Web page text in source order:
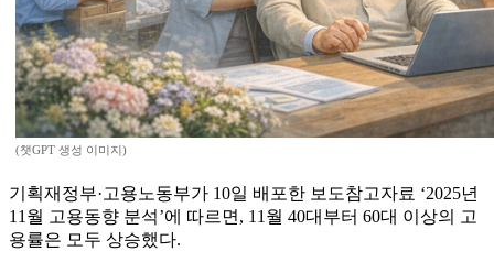
(챗GPT 생성 이미지)
기획재정부·고용노동부가 10일 배포한 보도참고자료 ‘2025년
11월 고용동향 분석’에 따르면, 11월 40대부터 60대 이상의 고
용률은 모두 상승했다.